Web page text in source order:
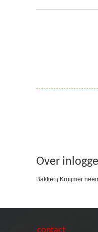
Over
Bakkerij Kruijmer
contact